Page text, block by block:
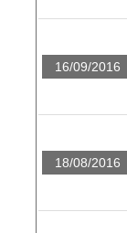
16/09/2016
18/08/2016